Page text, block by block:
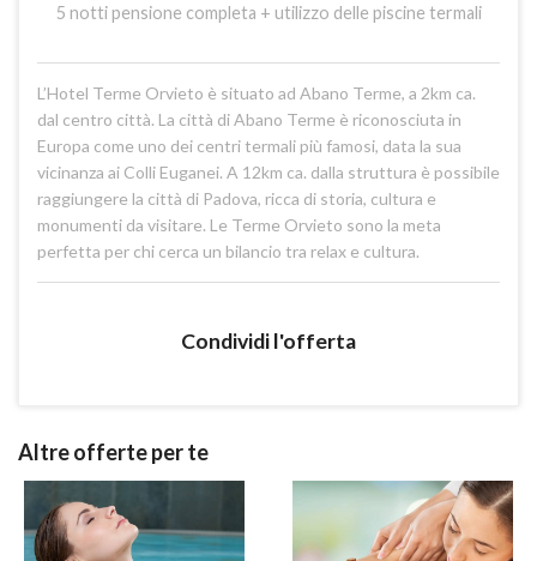
5 notti pensione completa + utilizzo delle piscine termali
L’Hotel Terme Orvieto è situato ad Abano Terme, a 2km ca.
dal centro città. La città di Abano Terme è riconosciuta in
Europa come uno dei centri termali più famosi, data la sua
vicinanza ai Colli Euganei. A 12km ca. dalla struttura è possibile
raggiungere la città di Padova, ricca di storia, cultura e
monumenti da visitare. Le Terme Orvieto sono la meta
perfetta per chi cerca un bilancio tra relax e cultura.
Condividi l'offerta
Altre offerte per te